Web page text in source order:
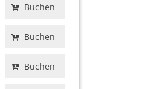
Buchen
Buchen
Buchen